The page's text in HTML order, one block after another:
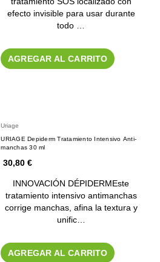
efecto invisible para usar durante
todo …
AGREGAR AL CARRITO
Uriage
URIAGE Depiderm Tratamiento Intensivo Anti-
manchas 30 ml
30,80 €
INNOVACIÓN DÉPIDERMEste
tratamiento intensivo antimanchas
corrige manchas, afina la textura y
unific…
AGREGAR AL CARRITO